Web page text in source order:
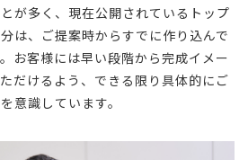
が多く、現在公開されているトップ
は、ご提案時からすでに作り込んで
お客様には早い段階から完成イメー
だけるよう、できる限り具体的にご
意識しています。